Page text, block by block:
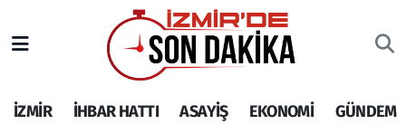
İZMİR İHBAR HATTI ASAYİŞ EKONOMİ GÜNDEM
İHBAR HATTI
İzmir Nöbetçi Eczaneler
İzmir Hava Durumu